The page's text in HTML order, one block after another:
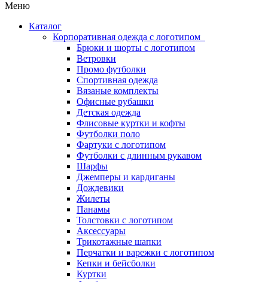
Меню
Каталог
Корпоративная одежда с логотипом
Брюки и шорты с логотипом
Ветровки
Промо футболки
Спортивная одежда
Вязаные комплекты
Офисные рубашки
Детская одежда
Флисовые куртки и кофты
Футболки поло
Фартуки с логотипом
Футболки с длинным рукавом
Шарфы
Джемперы и кардиганы
Дождевики
Жилеты
Панамы
Толстовки с логотипом
Аксессуары
Трикотажные шапки
Перчатки и варежки с логотипом
Кепки и бейсболки
Куртки